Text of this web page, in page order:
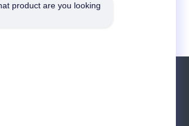
ব্রাইট ফিনিশ কাট এজ
product are you looking